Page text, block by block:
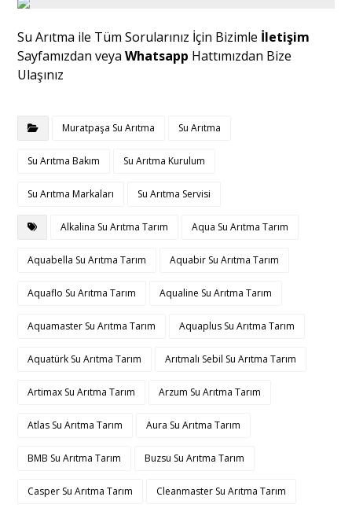
Su Arıtma ile Tüm Sorularınız İçin Bizimle İletişim
Sayfamızdan veyaWhatsapp Hattımızdan Bize
Ulaşınız
Muratpaşa Su Arıtma Su Arıtma
Su Arıtma Bakım Su Arıtma Kurulum
Su Arıtma Markaları Su Arıtma Servisi
Alkalina Su Arıtma Tarım Aqua Su Arıtma Tarım
Aquabella Su Arıtma Tarım Aquabir Su Arıtma Tarım
Aquaflo Su Arıtma Tarım Aqualine Su Arıtma Tarım
Aquamaster Su Arıtma Tarım Aquaplus Su Arıtma Tarım
Aquatürk Su Arıtma Tarım Arıtmalı Sebil Su Arıtma Tarım
Artimax Su Arıtma Tarım Arzum Su Arıtma Tarım
Atlas Su Arıtma Tarım Aura Su Arıtma Tarım
BMB Su Arıtma Tarım Buzsu Su Arıtma Tarım
Casper Su Arıtma Tarım Cleanmaster Su Arıtma Tarım